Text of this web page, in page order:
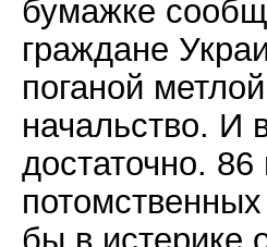
бумажке
граждане
поганой
начальство. И
достаточно. 86
бы в истерике